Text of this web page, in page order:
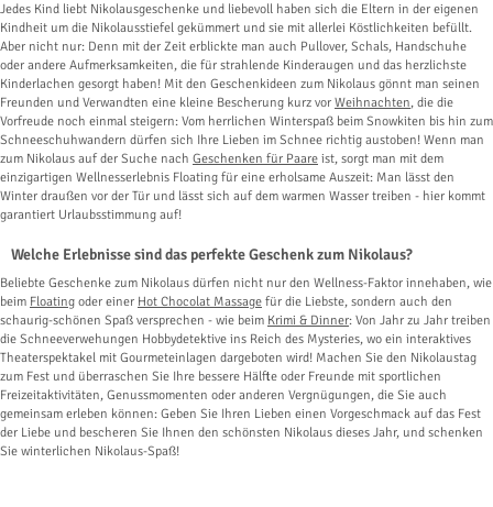
Jedes Kind liebt Nikolausgeschenke und liebevoll haben sich die Eltern in der eigenen
Kindheit um die Nikolausstiefel gekümmert und sie mit allerlei Köstlichkeiten befüllt.
Aber nicht nur: Denn mit der Zeit erblickte man auch Pullover, Schals, Handschuhe
oder andere Aufmerksamkeiten, die für strahlende Kinderaugen und das herzlichste
Kinderlachen gesorgt haben! Mit den Geschenkideen zum Nikolaus gönnt man seinen
Freunden und Verwandten eine kleine Bescherung kurz vor Weihnachten, die die
Vorfreude noch einmal steigern: Vom herrlichen Winterspaß beim Snowkiten bis hin zum
Schneeschuhwandern dürfen sich Ihre Lieben im Schnee richtig austoben! Wenn man
zum Nikolaus auf der Suche nach Geschenken für Paare ist, sorgt man mit dem
einzigartigen Wellnesserlebnis Floating für eine erholsame Auszeit: Man lässt den
Winter draußen vor der Tür und lässt sich auf dem warmen Wasser treiben - hier kommt
garantiert Urlaubsstimmung auf!
Welche Erlebnisse sind das perfekte Geschenk zum Nikolaus?
Beliebte Geschenke zum Nikolaus dürfen nicht nur den Wellness-Faktor innehaben, wie
beim Floating oder einer Hot Chocolat Massage für die Liebste, sondern auch den
schaurig-schönen Spaß versprechen - wie beim Krimi & Dinner: Von Jahr zu Jahr treiben
die Schneeverwehungen Hobbydetektive ins Reich des Mysteries, wo ein interaktives
Theaterspektakel mit Gourmeteinlagen dargeboten wird! Machen Sie den Nikolaustag
zum Fest und überraschen Sie Ihre bessere Hälfte oder Freunde mit sportlichen
Freizeitaktivitäten, Genussmomenten oder anderen Vergnügungen, die Sie auch
gemeinsam erleben können: Geben Sie Ihren Lieben einen Vorgeschmack auf das Fest
der Liebe und bescheren Sie Ihnen den schönsten Nikolaus dieses Jahr, und schenken
Sie winterlichen Nikolaus-Spaß!